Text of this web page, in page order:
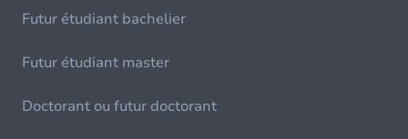
Futur étudiant bachelier
Futur étudiant master
Doctorant ou futur doctorant